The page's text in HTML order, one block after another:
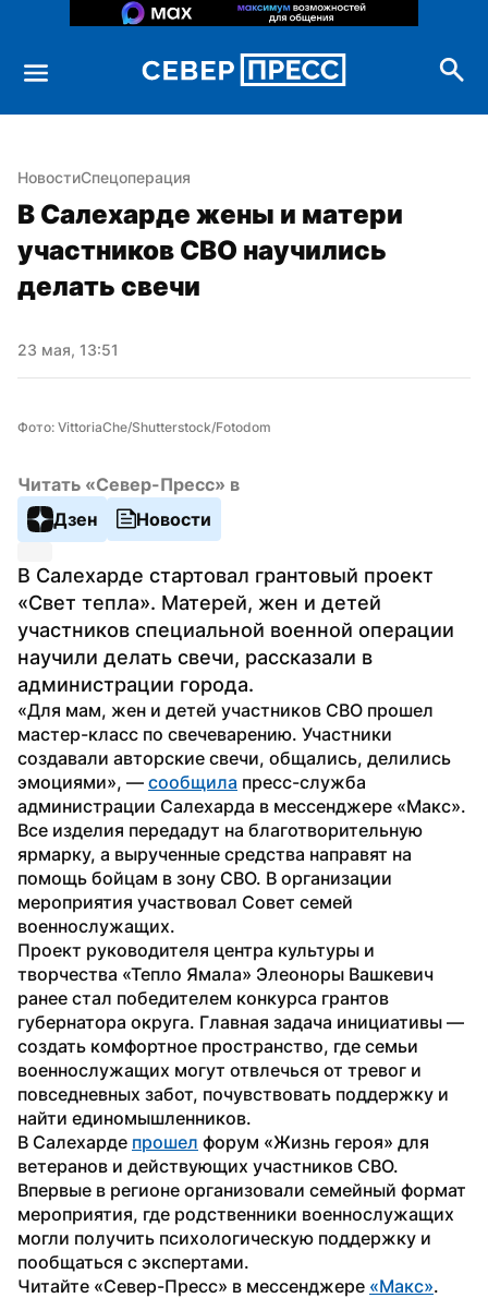
НовостиСпецоперация
В Салехарде жены и матери
участников СВО научились
делать свечи
23 мая, 13:51
Фото: VittoriaChe/Shutterstock/Fotodom
Читать «Север-Пресс» в
Дзен
Новости
В Салехарде стартовал грантовый проект
«Свет тепла». Матерей, жен и детей
участников специальной военной операции
научили делать свечи, рассказали в
администрации города.
«Для мам, жен и детей участников СВО прошел
мастер-класс по свечеварению. Участники
создавали авторские свечи, общались, делились
эмоциями», — сообщила пресс-служба
администрации Салехарда в мессенджере «Макс».
Все изделия передадут на благотворительную
ярмарку, а вырученные средства направят на
помощь бойцам в зону СВО. В организации
мероприятия участвовал Совет семей
военнослужащих.
Проект руководителя центра культуры и
творчества «Тепло Ямала» Элеоноры Вашкевич
ранее стал победителем конкурса грантов
губернатора округа. Главная задача инициативы —
создать комфортное пространство, где семьи
военнослужащих могут отвлечься от тревог и
повседневных забот, почувствовать поддержку и
найти единомышленников.
В Салехарде прошел форум «Жизнь героя» для
ветеранов и действующих участников СВО.
Впервые в регионе организовали семейный формат
мероприятия, где родственники военнослужащих
могли получить психологическую поддержку и
пообщаться с экспертами.
Читайте «Север-Пресс» в мессенджере «Макс».